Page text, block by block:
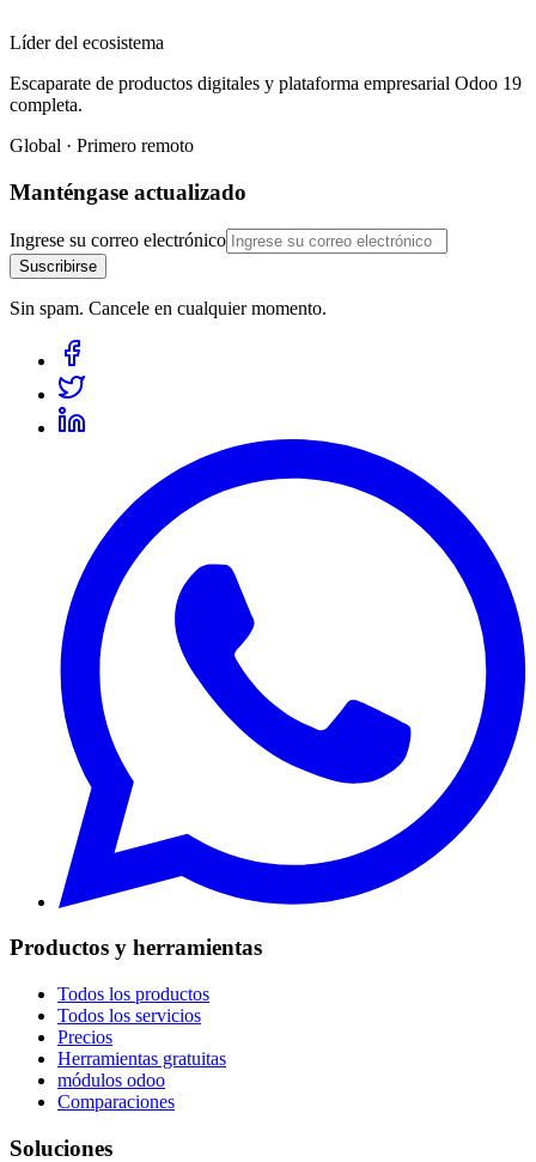
Líder del ecosistema
Escaparate de productos digitales y plataforma empresarial Odoo 19
completa.
Global · Primero remoto
Manténgase actualizado
Ingrese su correo electrónico
Suscribirse
Sin spam. Cancele en cualquier momento.
Productos y herramientas
Todos los productos
Todos los servicios
Precios
Herramientas gratuitas
módulos odoo
Comparaciones
Soluciones